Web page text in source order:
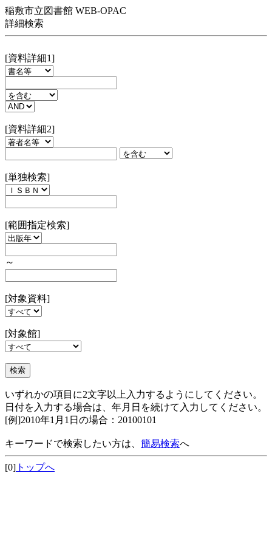
稲敷市立図書館 WEB-OPAC
詳細検索
[資料詳細1]
[資料詳細2]
[単独検索]
[範囲指定検索]
～
[対象資料]
[対象館]
いずれかの項目に2文字以上入力するようにしてください。
日付を入力する場合は、年月日を続けて入力してください。
[例]2010年1月1日の場合：20100101
キーワードで検索したい方は、 簡易検索へ
[0] トップへ